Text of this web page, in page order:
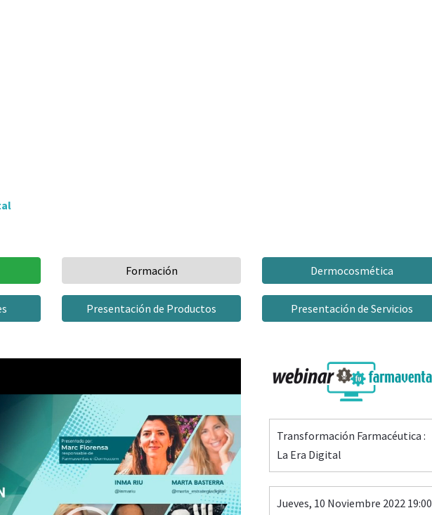
Formación
Presentación de Productos
Dermocosmética
Presentación de Servicios
Transformación Farmacéutica :
La Era Digital
Jueves, 10 Noviembre 2022 19:00